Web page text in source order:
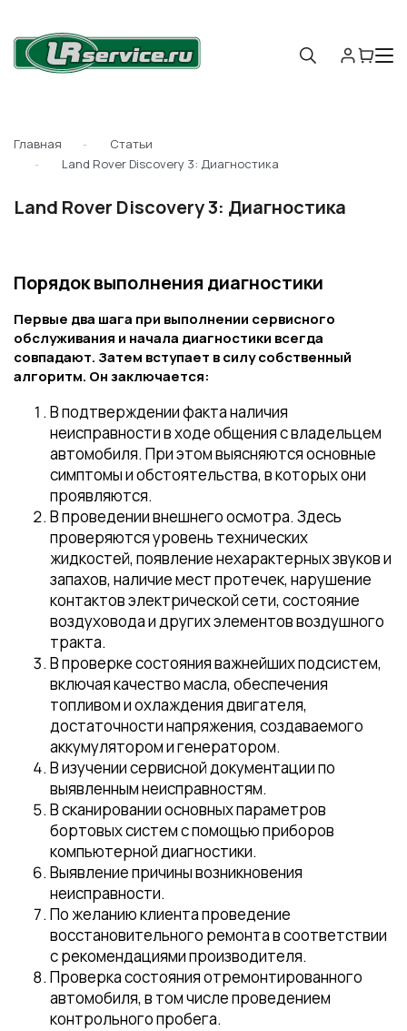
Главная
Статьи
Land Rover Discovery 3: Диагностика
Land Rover Discovery 3: Диагностика
Порядок выполнения диагностики
Первые два шага при выполнении сервисного
обслуживания и начала диагностики всегда
совпадают. Затем вступает в силу собственный
алгоритм. Он заключается:
В подтверждении факта наличия
неисправности в ходе общения с владельцем
автомобиля. При этом выясняются основные
симптомы и обстоятельства, в которых они
проявляются.
В проведении внешнего осмотра. Здесь
проверяются уровень технических
жидкостей, появление нехарактерных звуков и
запахов, наличие мест протечек, нарушение
контактов электрической сети, состояние
воздуховода и других элементов воздушного
тракта.
В проверке состояния важнейших подсистем,
включая качество масла, обеспечения
топливом и охлаждения двигателя,
достаточности напряжения, создаваемого
аккумулятором и генератором.
В изучении сервисной документации по
выявленным неисправностям.
В сканировании основных параметров
бортовых систем с помощью приборов
компьютерной диагностики.
Выявление причины возникновения
неисправности.
По желанию клиента проведение
восстановительного ремонта в соответствии
с рекомендациями производителя.
Проверка состояния отремонтированного
автомобиля, в том числе проведением
контрольного пробега.